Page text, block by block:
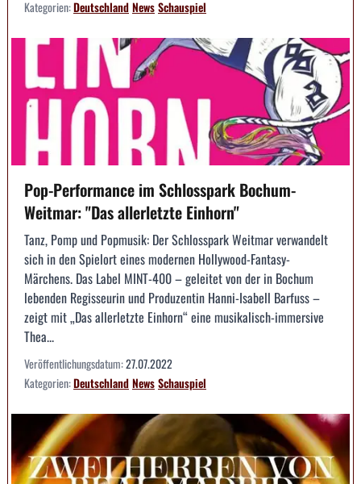
Kategorien:DeutschlandNewsSchauspiel
Pop-Performance im Schlosspark Bochum-
Weitmar: "Das allerletzte Einhorn"
Tanz, Pomp und Popmusik: Der Schlosspark Weitmar verwandelt
sich in den Spielort eines modernen Hollywood-Fantasy-
Märchens. Das Label MINT-400 – geleitet von der in Bochum
lebenden Regisseurin und Produzentin Hanni-Isabell Barfuss –
zeigt mit „Das allerletzte Einhorn“ eine musikalisch-immersive
Thea...
Veröffentlichungsdatum:27.07.2022
Kategorien:DeutschlandNewsSchauspiel